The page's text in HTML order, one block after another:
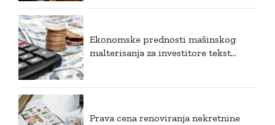
Ekonomske prednosti mašinskog
malterisanja za investitore tekst
Prava cena renoviranja nekretnine